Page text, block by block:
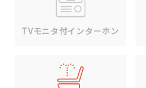
TVモニタ付インターホン